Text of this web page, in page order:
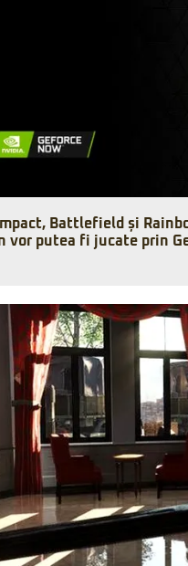
Battlefield și
vor putea fi jucate prin